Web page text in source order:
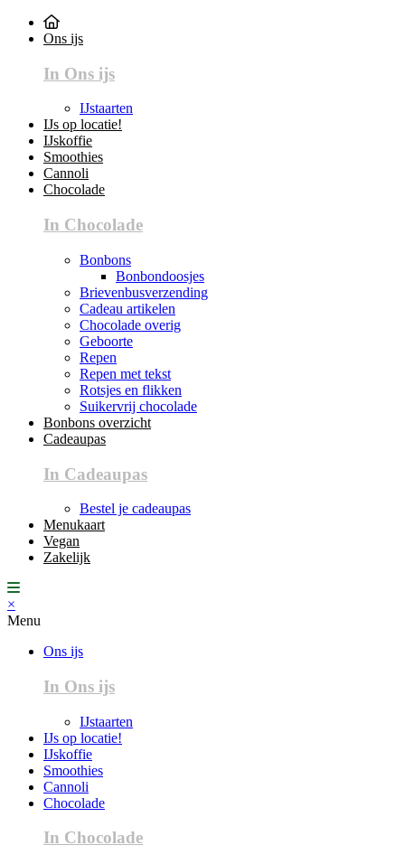
Ons ijs
In Ons ijs
IJstaarten
IJs op locatie!
IJskoffie
Smoothies
Cannoli
Chocolade
In Chocolade
Bonbons
Bonbondoosjes
Brievenbusverzending
Cadeau artikelen
Chocolade overig
Geboorte
Repen
Repen met tekst
Rotsjes en flikken
Suikervrij chocolade
Bonbons overzicht
Cadeaupas
In Cadeaupas
Bestel je cadeaupas
Menukaart
Vegan
Zakelijk
×
Menu
Ons ijs
In Ons ijs
IJstaarten
IJs op locatie!
IJskoffie
Smoothies
Cannoli
Chocolade
In Chocolade